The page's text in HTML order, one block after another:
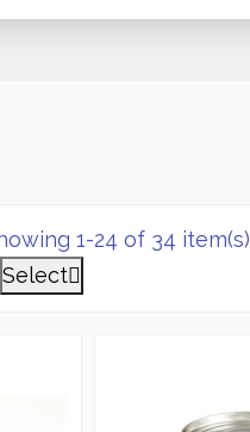
1-24 of 34 item(s)
Select